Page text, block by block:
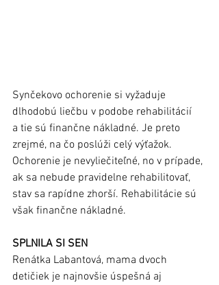
Synčekovo ochorenie si vyžaduje
dlhodobú liečbu v podobe rehabilitácií
a tie sú finančne nákladné. Je preto
zrejmé, na čo poslúži celý výťažok.
Ochorenie je nevyliečiteľné, no v prípade,
ak sa nebude pravidelne rehabilitovať,
stav sa rapídne zhorší. Rehabilitácie sú
však finančne nákladné.
SPLNILA SI SEN
Renátka Labantová, mama dvoch
detičiek je najnovšie úspešná aj